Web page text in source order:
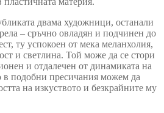
двама художници, останали
– сръчно овладян и подчинен до
ту успокоен от мека меланхолия,
и светлина. Той може да се стори
и отдалечен от динамиката на
подобни пресичания можем да
на изкуството и безкрайните му